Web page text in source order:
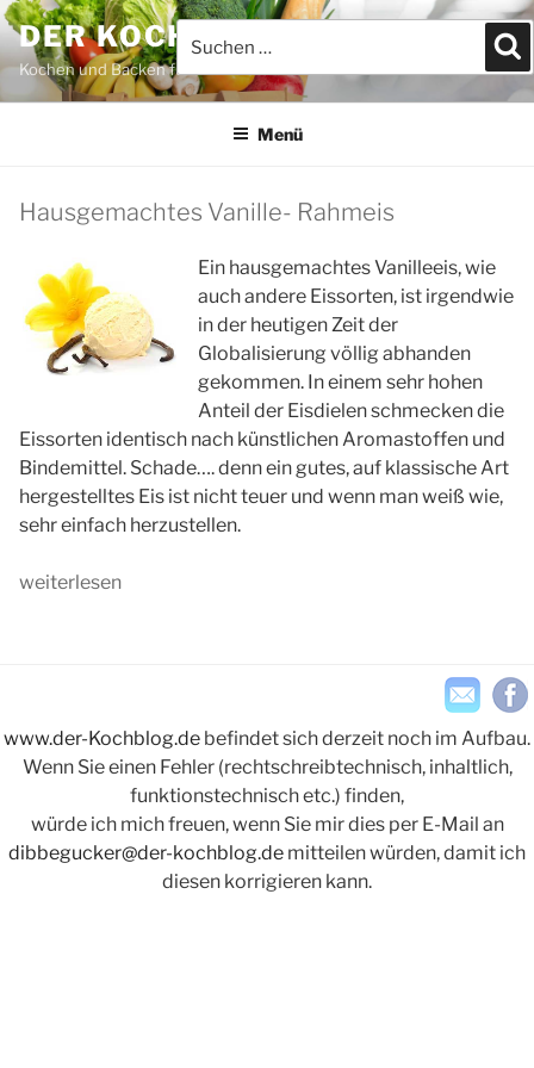
Zum
Inhalt
springen
DER KOCHBLOG
Kochen und Backen für JEDEFRAU & JEDERMANN
Suchen
nach:
Menü
Hausgemachtes Vanille- Rahmeis
Ein hausgemachtes Vanilleeis, wie
auch andere Eissorten, ist irgendwie
in der heutigen Zeit der
Globalisierung völlig abhanden
gekommen. In einem sehr hohen
Anteil der Eisdielen schmecken die
Eissorten identisch nach künstlichen Aromastoffen und
Bindemittel. Schade…. denn ein gutes, auf klassische Art
hergestelltes Eis ist nicht teuer und wenn man weiß wie,
sehr einfach herzustellen.
„Hausgemachtes
weiterlesen
www.der-Kochblog.de befindet sich derzeit noch im Aufbau.
Wenn Sie einen Fehler (rechtschreibtechnisch, inhaltlich,
funktionstechnisch etc.) finden,
würde ich mich freuen, wenn Sie mir dies per E-Mail an
dibbegucker@der-kochblog.de mitteilen würden, damit ich
diesen korrigieren kann.